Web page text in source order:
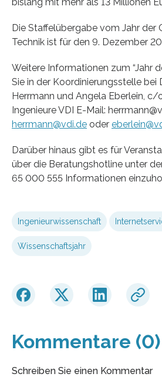
Die Staffelübergabe vom Jahr der
Technik ist für den 9. Dezember
Weitere Informationen zum “Jahr
Sie in der Koordinierungsstelle bei
Herrmann und Angela Eberlein, c/
Ingenieure VDI E-Mail:
herrmann@vdi.de oder
Darüber hinaus gibt es für
über die Beratungshotline unter
65 000 555 Informationen
Ingenieurwissenschaft
Wissenschaftsjahr
Kommentare (0)
Schreiben Sie einen Kommentar